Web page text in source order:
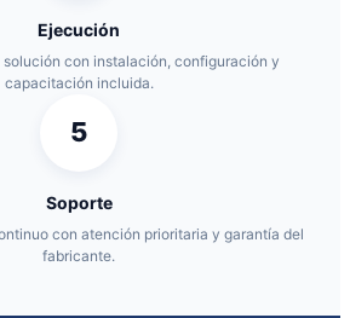
Ejecución
solución con instalación, configuración y
capacitación incluida.
5
Soporte
con atención prioritaria y garantía del
fabricante.